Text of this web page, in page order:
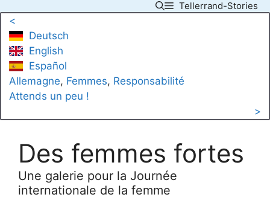
content
Tellerrand-Stories
<
Deutsch
English
Español
Allemagne, Femmes, Responsabilité
Attends un peu !
>
Des femmes fortes
Une galerie pour la Journée
internationale de la femme